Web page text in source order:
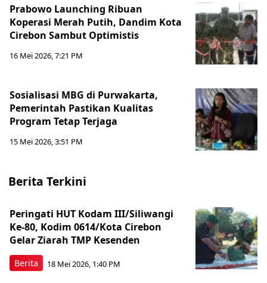
Prabowo Launching Ribuan
Koperasi Merah Putih, Dandim Kota
Cirebon Sambut Optimistis
16 Mei 2026, 7:21 PM
Sosialisasi MBG di Purwakarta,
Pemerintah Pastikan Kualitas
Program Tetap Terjaga
15 Mei 2026, 3:51 PM
Berita Terkini
Berita
Peringati HUT Kodam III/Siliwangi
Ke-80, Kodim 0614/Kota Cirebon
Gelar Ziarah TMP Kesenden
18 Mei 2026, 1:40 PM